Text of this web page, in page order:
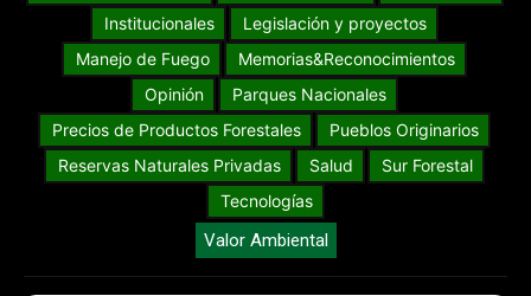
Institucionales
Legislación y proyectos
Manejo de Fuego
Memorias&Reconocimientos
Opinión
Parques Nacionales
Precios de Productos Forestales
Pueblos Originarios
Reservas Naturales Privadas
Salud
Sur Forestal
Tecnologías
Valor Ambiental